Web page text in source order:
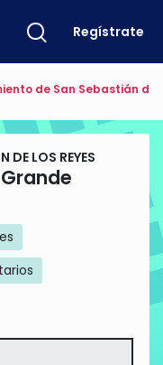
Regístrate
de San Sebastián de
DE LOS REYES